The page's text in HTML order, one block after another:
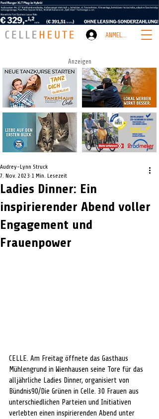
ANMELDEN
Anzeigen
Ladies Dinner: Ein
inspirierender Abend voller
Engagement und
Frauenpower
Audrey-Lynn Struck
7. Nov. 2023 1 Min. Lesezeit
CELLE. Am Freitag öffnete das Gasthaus
Mühlengrund in Wienhausen seine Tore für das
alljährliche Ladies Dinner, organisiert von
Bündnis90/Die Grünen in Celle. 30 Frauen aus
unterschiedlichen Parteien und Initiativen
verlebten einen inspirierenden Abend unter